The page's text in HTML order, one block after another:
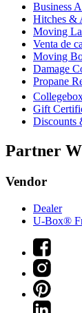
Business
Hitches &
Moving
Venta de
Moving
Damage
Propane
Gift
Discounts
Partner
Vendor
Dealer
U-Box®